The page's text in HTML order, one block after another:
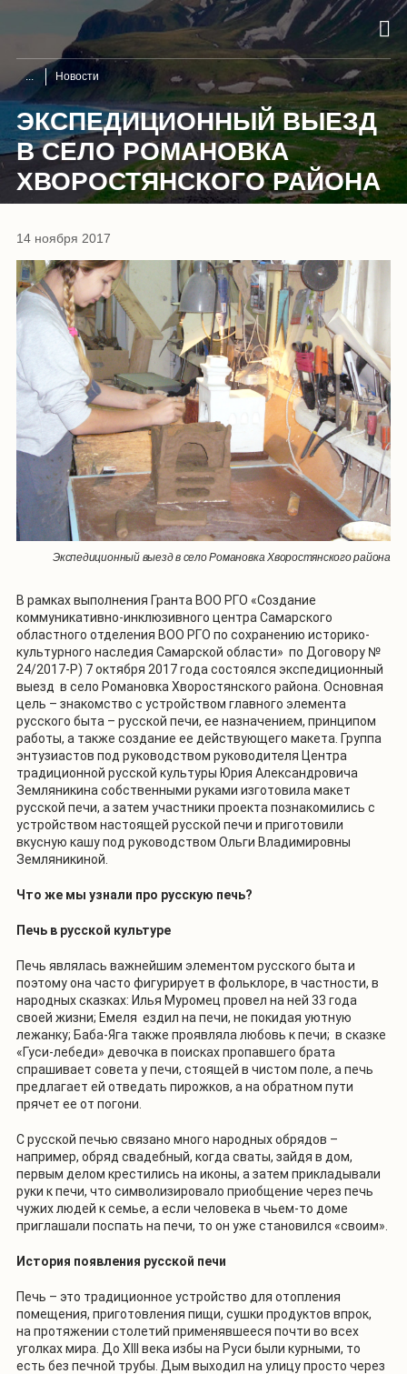
Новости
ЭКСПЕДИЦИОННЫЙ ВЫЕЗД
В СЕЛО РОМАНОВКА
ХВОРОСТЯНСКОГО РАЙОНА
14 ноября 2017
Экспедиционный выезд в село Романовка Хворостянского района
В рамках выполнения Гранта ВОО РГО «Создание
коммуникативно-инклюзивного центра Самарского
областного отделения ВОО РГО по сохранению историко-
культурного наследия Самарской области» по Договору №
24/2017-Р) 7 октября 2017 года состоялся экспедиционный
выезд в село Романовка Хворостянского района. Основная
цель – знакомство с устройством главного элемента
русского быта – русской печи, ее назначением, принципом
работы, а также создание ее действующего макета. Группа
энтузиастов под руководством руководителя Центра
традиционной русской культуры Юрия Александровича
Земляникина собственными руками изготовила макет
русской печи, а затем участники проекта познакомились с
устройством настоящей русской печи и приготовили
вкусную кашу под руководством Ольги Владимировны
Земляникиной.
Что же мы узнали про русскую печь?
Печь в русской культуре
Печь являлась важнейшим элементом русского быта и
поэтому она часто фигурирует в фольклоре, в частности, в
народных сказках: Илья Муромец провел на ней 33 года
своей жизни; Емеля ездил на печи, не покидая уютную
лежанку; Баба-Яга также проявляла любовь к печи; в сказке
«Гуси-лебеди» девочка в поисках пропавшего брата
спрашивает совета у печи, стоящей в чистом поле, а печь
предлагает ей отведать пирожков, а на обратном пути
прячет ее от погони.
С русской печью связано много народных обрядов –
например, обряд свадебный, когда сваты, зайдя в дом,
первым делом крестились на иконы, а затем прикладывали
руки к печи, что символизировало приобщение через печь
чужих людей к семье, а если человека в чьем-то доме
приглашали поспать на печи, то он уже становился «своим».
История появления русской печи
Печь – это традиционное устройство для отопления
помещения, приготовления пищи, сушки продуктов впрок,
на протяжении столетий применявшееся почти во всех
уголках мира. До XIII века избы на Руси были курными, то
есть без печной трубы. Дым выходил на улицу просто через